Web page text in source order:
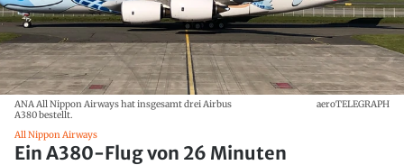
ANA All Nippon Airways hat insgesamt drei Airbus
A380 bestellt.
aeroTELEGRAPH
All Nippon Airways
Ein A380-Flug von 26 Minuten